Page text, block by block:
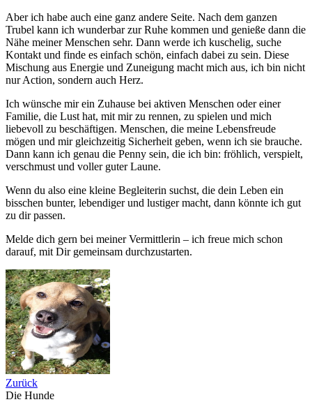
Aber ich habe auch eine ganz andere Seite. Nach dem ganzen
Trubel kann ich wunderbar zur Ruhe kommen und genieße dann die
Nähe meiner Menschen sehr. Dann werde ich kuschelig, suche
Kontakt und finde es einfach schön, einfach dabei zu sein. Diese
Mischung aus Energie und Zuneigung macht mich aus, ich bin nicht
nur Action, sondern auch Herz.
Ich wünsche mir ein Zuhause bei aktiven Menschen oder einer
Familie, die Lust hat, mit mir zu rennen, zu spielen und mich
liebevoll zu beschäftigen. Menschen, die meine Lebensfreude
mögen und mir gleichzeitig Sicherheit geben, wenn ich sie brauche.
Dann kann ich genau die Penny sein, die ich bin: fröhlich, verspielt,
verschmust und voller guter Laune.
Wenn du also eine kleine Begleiterin suchst, die dein Leben ein
bisschen bunter, lebendiger und lustiger macht, dann könnte ich gut
zu dir passen.
Melde dich gern bei meiner Vermittlerin – ich freue mich schon
darauf, mit Dir gemeinsam durchzustarten.
Zurück
Die Hunde